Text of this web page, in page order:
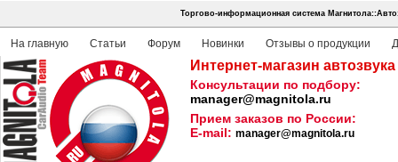
Торгово-информационная система
На главную Статьи Форум Новинки Отзывы о продукции
Интернет-магазин
Консультации по подбору:
manager@magnitola.ru
Прием заказов по России:
E-mail: manager@magnitola.ru